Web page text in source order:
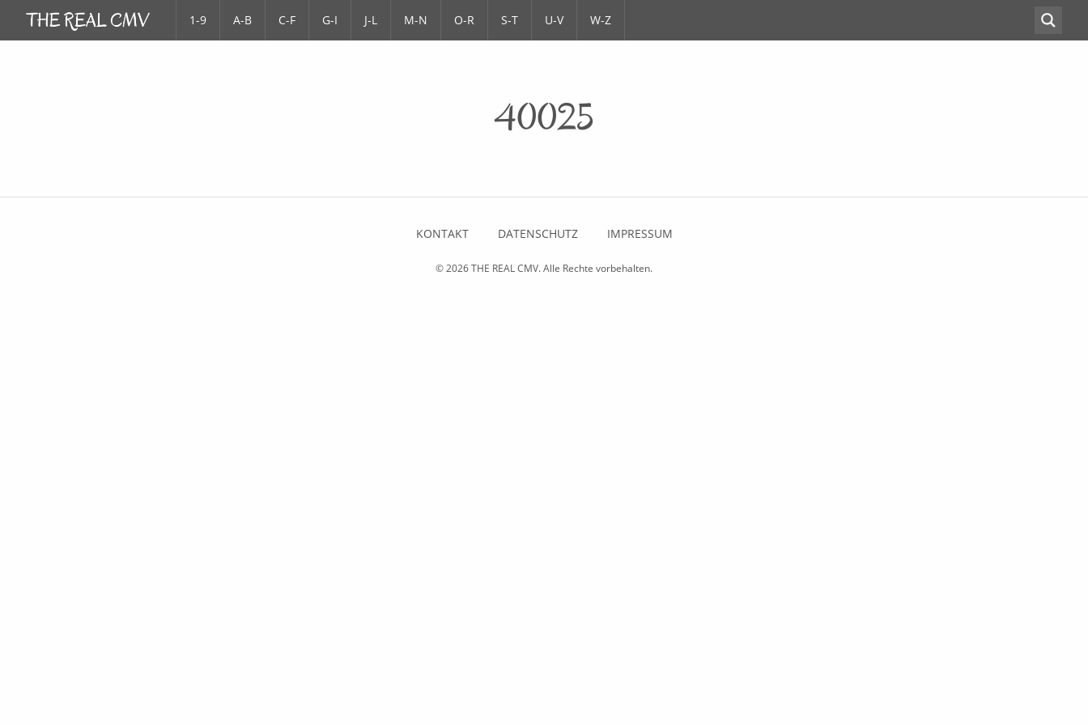
1-9 A-B C-F G-I J-L M-N O-R S-T U-V W-Z
40025
KONTAKT DATENSCHUTZ IMPRESSUM
© 2026THE REAL CMV. Alle Rechte vorbehalten.